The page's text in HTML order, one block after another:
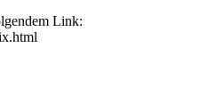
Link: